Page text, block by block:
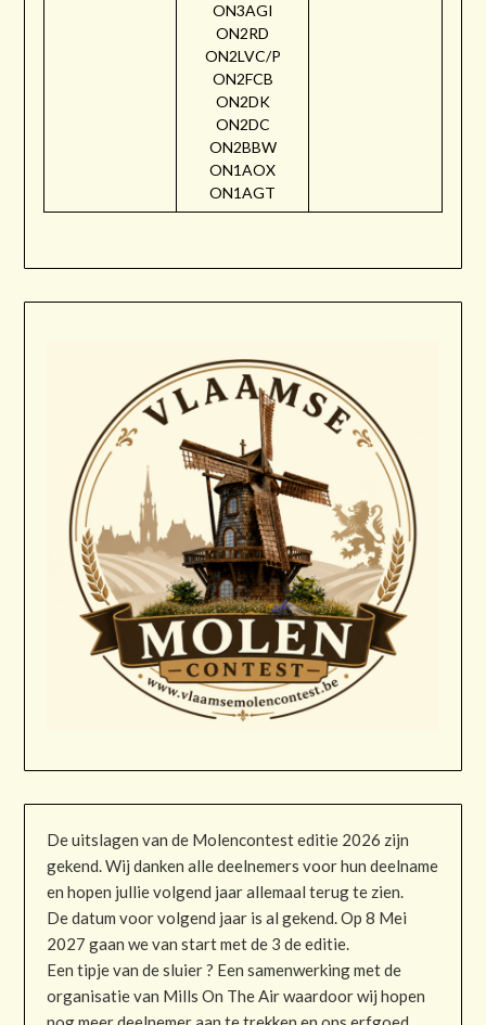
ON3AGI
ON2RD
ON2LVC/P
ON2FCB
ON2DK
ON2DC
ON2BBW
ON1AOX
ON1AGT
De uitslagen van de Molencontest editie 2026 zijn
gekend. Wij danken alle deelnemers voor hun deelname
en hopen jullie volgend jaar allemaal terug te zien.
De datum voor volgend jaar is al gekend. Op 8 Mei
2027 gaan we van start met de 3 de editie.
Een tipje van de sluier ? Een samenwerking met de
organisatie van Mills On The Air waardoor wij hopen